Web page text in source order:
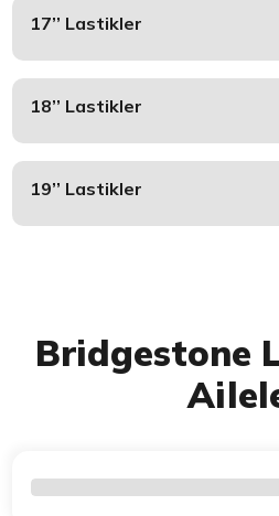
17’’ Lastikler
18’’ Lastikler
19’’ Lastikler
Bridgestone